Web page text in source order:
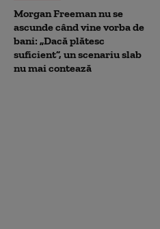
Morgan Freeman nu se
ascunde când vine vorba de
bani: „Dacă plătesc
suficient”, un scenariu slab
nu mai contează